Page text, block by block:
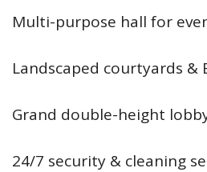
Multi-purpose hall for
Landscaped courtyards &
Grand double-height
24/7 security & cleaning